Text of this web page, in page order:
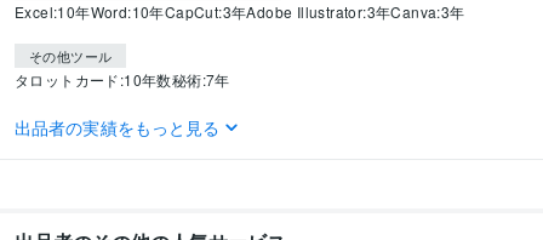
Excel:10年Word:10年CapCut:3年Adobe Illustrator:3年Canva:3年
その他ツール
タロットカード:10年数秘術:7年
得意分野
出品者の実績をもっと見る